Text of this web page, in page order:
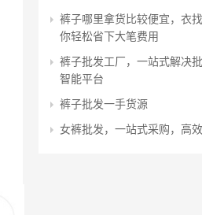
裤子哪里拿货比较便宜，衣
你轻松省下大笔费用
裤子批发工厂，一站式解决
智能平台
裤子批发一手货源
女裤批发，一站式采购，高